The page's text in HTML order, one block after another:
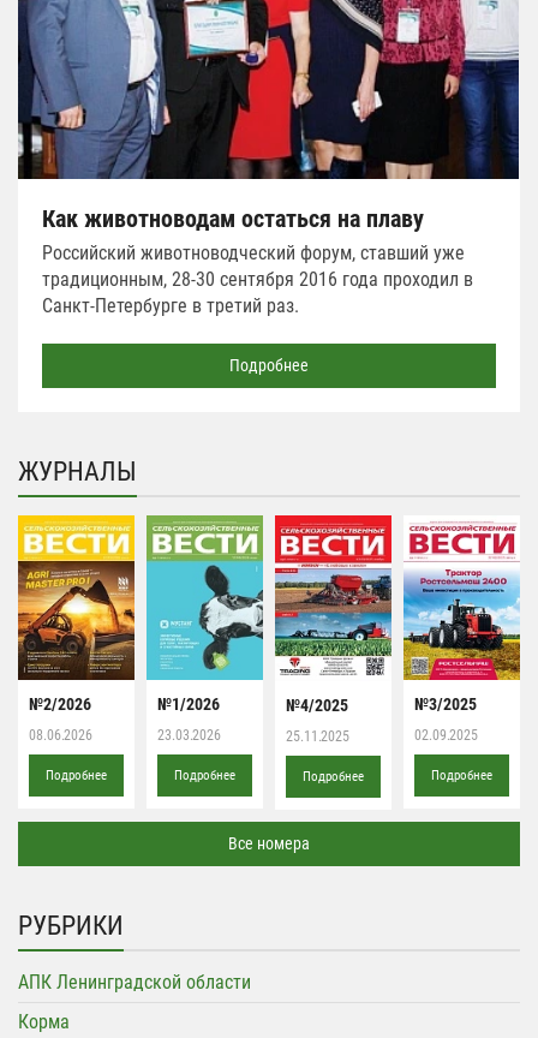
Как животноводам остаться на плаву
Российский животноводческий форум, ставший уже
традиционным, 28-30 сентября 2016 года проходил в
Санкт-Петербурге в третий раз.
Подробнее
ЖУРНАЛЫ
№2/2026
08.06.2026
Подробнее
№1/2026
23.03.2026
Подробнее
№4/2025
25.11.2025
Подробнее
№3/2025
02.09.2025
Подробнее
Все номера
РУБРИКИ
АПК Ленинградской области
Корма